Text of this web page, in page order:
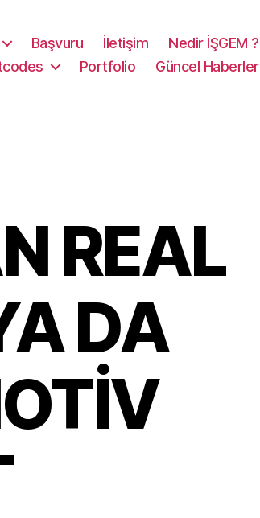
Başvuru İletişim
Nedir İŞGEM ?
Portfolio Güncel Haberler
REAL
DA